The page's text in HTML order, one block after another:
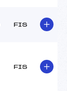
FIS
FIS